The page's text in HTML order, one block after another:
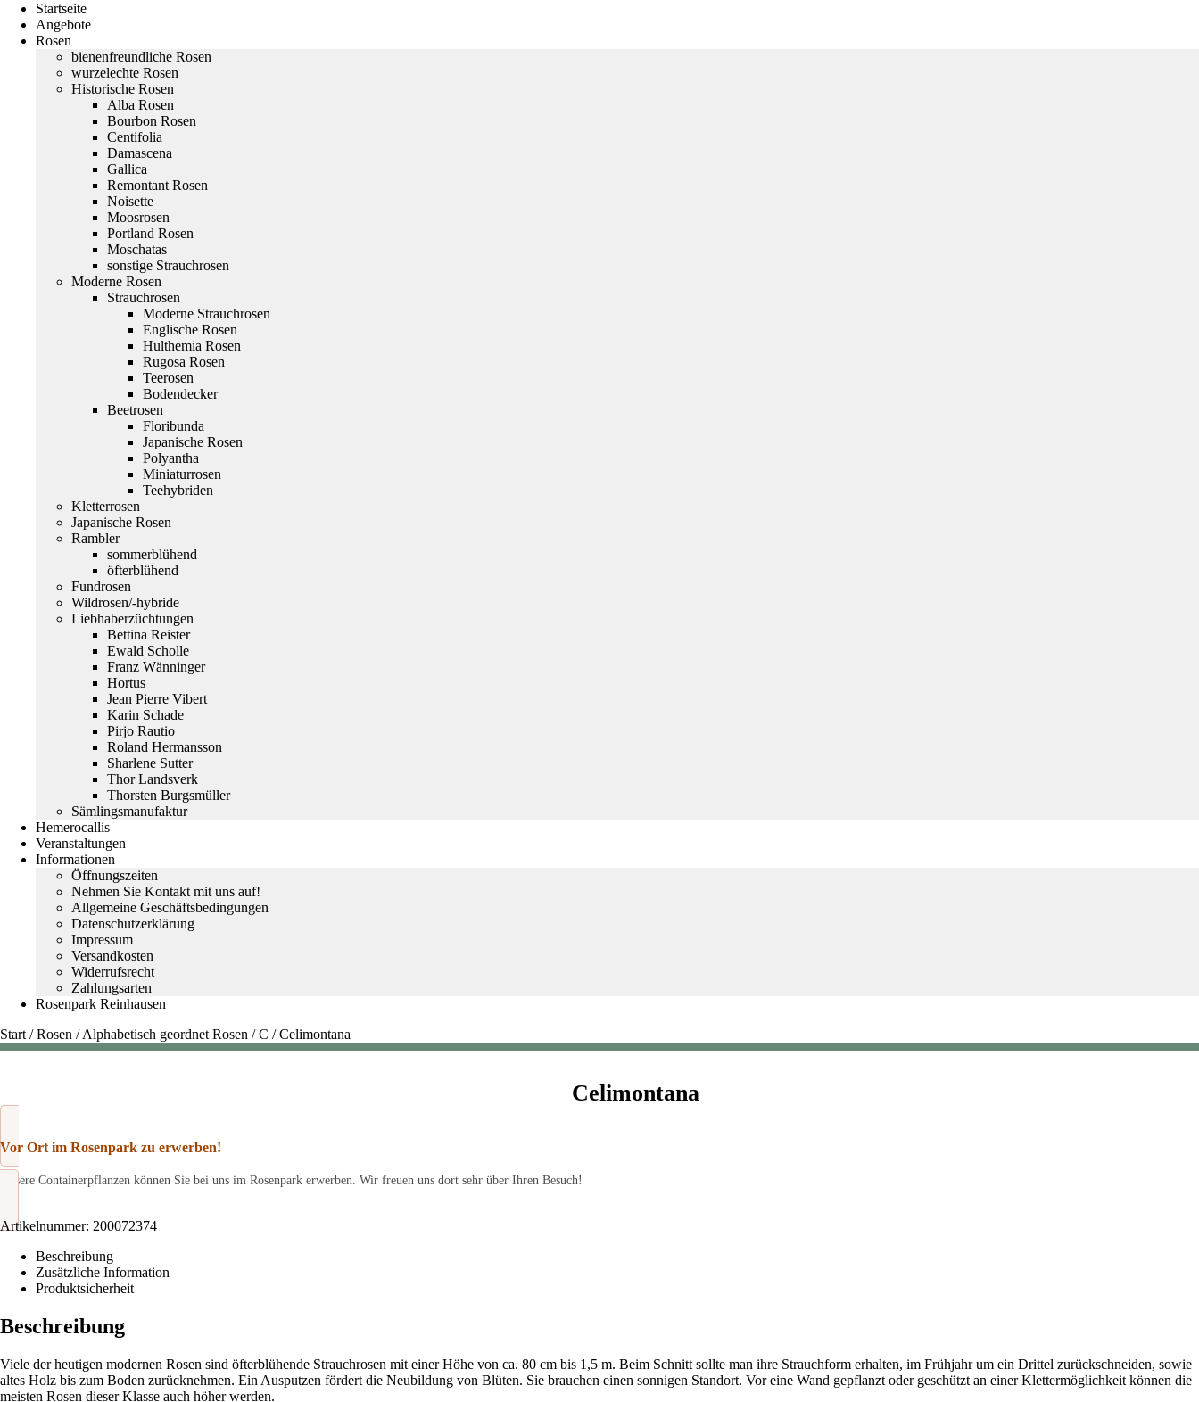
Startseite
Angebote
Rosen
bienenfreundliche Rosen
wurzelechte Rosen
Historische Rosen
Alba Rosen
Bourbon Rosen
Centifolia
Damascena
Gallica
Remontant Rosen
Noisette
Moosrosen
Portland Rosen
Moschatas
sonstige Strauchrosen
Moderne Rosen
Strauchrosen
Moderne Strauchrosen
Englische Rosen
Hulthemia Rosen
Rugosa Rosen
Teerosen
Bodendecker
Beetrosen
Floribunda
Japanische Rosen
Polyantha
Miniaturrosen
Teehybriden
Kletterrosen
Japanische Rosen
Rambler
sommerblühend
öfterblühend
Fundrosen
Wildrosen/-hybride
Liebhaberzüchtungen
Bettina Reister
Ewald Scholle
Franz Wänninger
Hortus
Jean Pierre Vibert
Karin Schade
Pirjo Rautio
Roland Hermansson
Sharlene Sutter
Thor Landsverk
Thorsten Burgsmüller
Sämlingsmanufaktur
Hemerocallis
Veranstaltungen
Informationen
Öffnungszeiten
Nehmen Sie Kontakt mit uns auf!
Allgemeine Geschäftsbedingungen
Datenschutzerklärung
Impressum
Versandkosten
Widerrufsrecht
Zahlungsarten
Rosenpark Reinhausen
Start /Rosen /Alphabetisch geordnet Rosen /C /Celimontana
Celimontana
Vor Ort im Rosenpark zu erwerben!
Unsere Containerpflanzen können Sie bei uns im Rosenpark erwerben. Wir freuen uns dort sehr über Ihren Besuch!
Artikelnummer: 200072374
Beschreibung
Zusätzliche Information
Produktsicherheit
Beschreibung
Viele der heutigen modernen Rosen sind öfterblühende Strauchrosen mit einer Höhe von ca. 80 cm bis 1,5 m. Beim Schnitt sollte man ihre Strauchform erhalten, im Frühjahr um ein Drittel zurückschneiden, sowie
altes Holz bis zum Boden zurücknehmen. Ein Ausputzen fördert die Neubildung von Blüten. Sie brauchen einen sonnigen Standort. Vor eine Wand gepflanzt oder geschützt an einer Klettermöglichkeit können die
meisten Rosen dieser Klasse auch höher werden.